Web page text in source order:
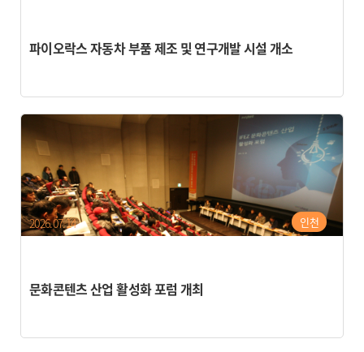
파이오락스 자동차 부품 제조 및 연구개발 시설 개소
문화콘텐츠 산업 활성화 포럼 개최
인천
2026.07.14